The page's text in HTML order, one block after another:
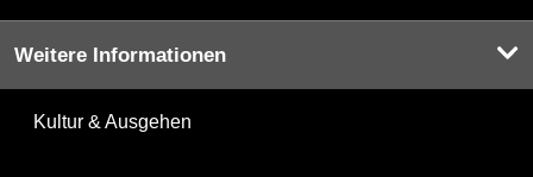
Weitere Informationen
Kultur & Ausgehen